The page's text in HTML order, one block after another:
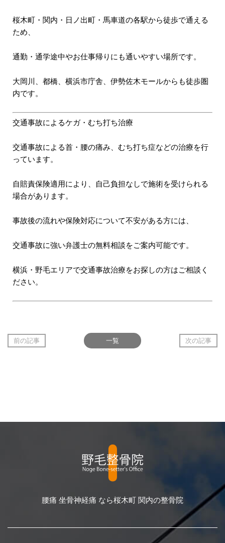
桜木町・関内・日ノ出町・馬車道の各駅から徒歩で通える
ため、
通勤・通学途中やお仕事帰りにも通いやすい場所です。
大岡川、都橋、横浜市庁舎、伊勢佐木モールからも徒歩圏
内です。
交通事故によるケガ・むち打ち治療
交通事故による首・腰の痛み、むち打ち症などの治療を行
っています。
自賠責保険適用により、自己負担なしで施術を受けられる
場合があります。
事故後の流れや保険対応について不安がある方には、
交通事故に強い弁護士の無料相談をご案内可能です。
横浜・野毛エリアで交通事故治療をお探しの方はご相談く
ださい。
前の記事 一覧 次の記事
腰痛 坐骨神経痛 なら桜木町 関内の整骨院